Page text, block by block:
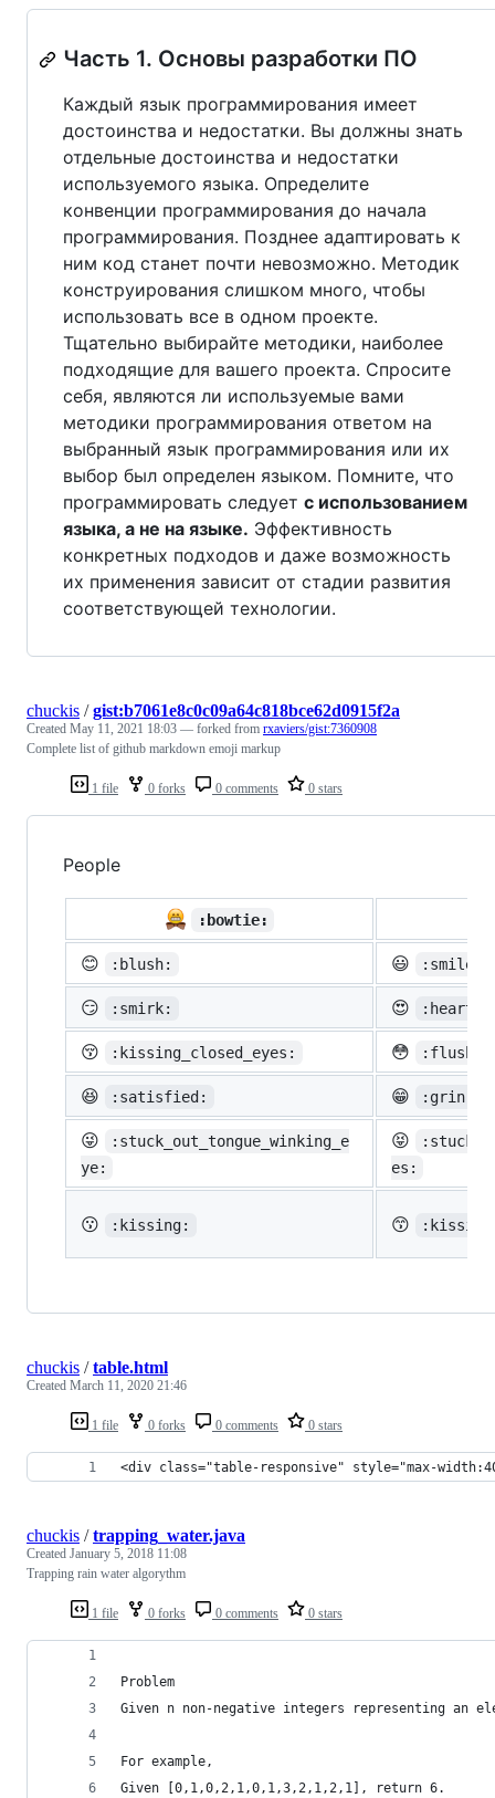
Часть 1. Основы разработки ПО
Каждый язык программирования имеет
достоинства и недостатки. Вы должны знать
отдельные достоинства и недостатки
используемого языка. Определите
конвенции программирования до начала
программирования. Позднее адаптировать к
ним код станет почти невозможно. Методик
конструирования слишком много, чтобы
использовать все в одном проекте.
Тщательно выбирайте методики, наиболее
подходящие для вашего проекта. Спросите
себя, являются ли используемые вами
методики программирования ответом на
выбранный язык программирования или их
выбор был определен языком. Помните, что
программировать следует с использованием
языка, а не на языке. Эффективность
конкретных подходов и даже возможность
их применения зависит от стадии развития
соответствующей технологии.
1 file 0 forks 0 comments 0 stars
chuckis /gist:b7061e8c0c09a64c818bce62d0915f2a
Created May 11, 2021 18:03 — forked from rxaviers/gist:7360908
Complete list of github markdown emoji markup
People
:bowtie:
😊
:blush: 😃 :smiley:
😏 :smirk: 😍
😚 :kissing_closed_eyes: 😳
😆 :satisfied: 😁 :grin:
😜
:stuck_out_tongue_winking_e
ye:
😝
es:
😗 :kissing: 😙
1 file 0 forks 0 comments 0 stars
chuckis /table.html
Created March 11, 2020 21:46
<div class="table-responsive" style="max-
1 file 0 forks 0 comments 0 stars
chuckis /trapping_water.java
Created January 5, 2018 11:08
Trapping rain water algorythm
Problem
Given n non-negative integers representing an
For example,
Given [0,1,0,2,1,0,1,3,2,1,2,1], return 6.